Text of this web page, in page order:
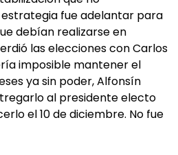
fue adelantar para
debían realizarse en
las elecciones con Carlos
imposible mantener el
ya sin poder, Alfonsín
al presidente electo
el 10 de diciembre. No fue